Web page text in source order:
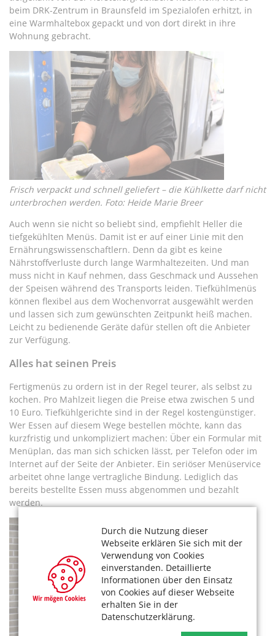
Durch die Nutzung dieser
Webseite erklären Sie sich mit der
Verwendung von Cookies
einverstanden. Detaillierte
Informationen über den Einsatz
von Cookies auf dieser Webseite
erhalten Sie in der
Datenschutzerklärung.
beim DRK-Zentrum in Braunsfeld im Spezialofen erhitzt, in
eine Warmhaltebox gepackt und von dort direkt in ihre
Wohnung gebracht.
Frisch verpackt und schnell geliefert – die Kühlkette darf nicht
unterbrochen werden. Foto: Heide Marie Breer
Auch wenn sie nicht so beliebt sind, empfiehlt Heller die
tiefgekühlten Menüs. Damit ist er auf einer Linie mit den
Ernährungswissenschaftlern. Denn da gibt es keine
Nährstoffverluste durch lange Warmhaltezeiten. Und man
muss nicht in Kauf nehmen, dass Geschmack und Aussehen
der Speisen während des Transports leiden. Tiefkühlmenüs
können flexibel aus dem Wochenvorrat ausgewählt werden
und lassen sich zum gewünschten Zeitpunkt heiß machen.
Leicht zu bedienende Geräte dafür stellen oft die Anbieter
zur Verfügung.
Alles hat seinen Preis
Fertigmenüs zu ordern ist in der Regel teurer, als selbst zu
kochen. Pro Mahlzeit liegen die Preise etwa zwischen 5 und
10 Euro. Tiefkühlgerichte sind in der Regel kostengünstiger.
Wer Essen auf diesem Wege bestellen möchte, kann das
kurzfristig und unkompliziert machen: Über ein Formular mit
Menüplan, das man sich schicken lässt, per Telefon oder im
Internet auf der Seite der Anbieter. Ein seriöser Menüservice
arbeitet ohne lange vertragliche Bindung. Lediglich das
bereits bestellte Essen muss abgenommen und bezahlt
werden.